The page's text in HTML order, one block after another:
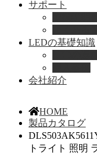
サポート
LEDの基礎知識
会社紹介
HOME
製品カタログ
トライト 照明